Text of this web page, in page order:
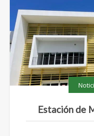
Estación de